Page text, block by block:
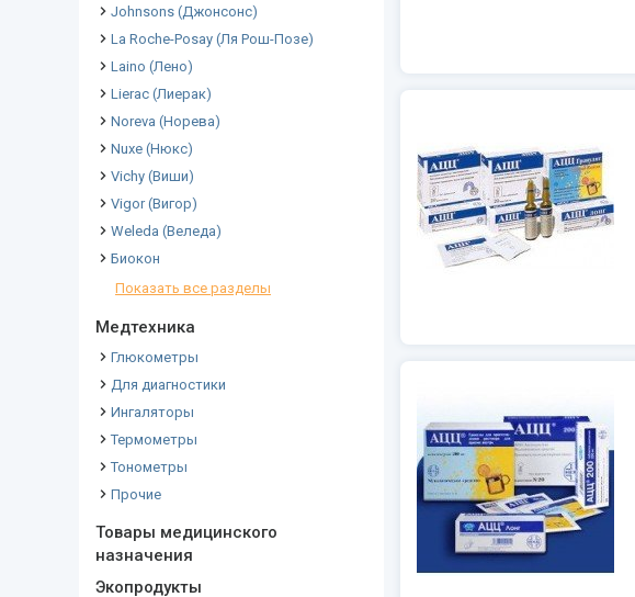
Johnsons (Джонсонс)
La Roche-Posay (Ля Рош-Позе)
Laino (Лено)
Lierac (Лиерак)
Noreva (Норева)
Nuxe (Нюкс)
Vichy (Виши)
Vigor (Вигор)
Weleda (Веледа)
Биокон
Показать все разделы
Медтехника
Глюкометры
Для диагностики
Ингаляторы
Термометры
Тонометры
Прочие
Товары медицинского
назначения
Экопродукты